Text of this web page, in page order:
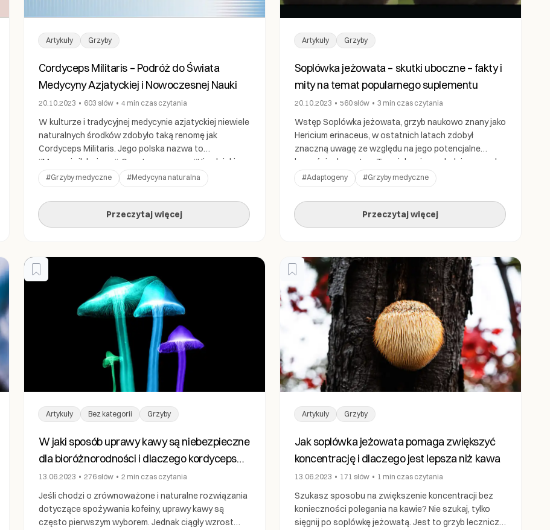
Artykuły Grzyby
Cordyceps Militaris – Podróż do Świata
Medycyny Azjatyckiej i Nowoczesnej Nauki
20.10.2023 • 603 słów • 4 min czas czytania
W kulturze i tradycyjnej medycynie azjatyckiej niewiele
naturalnych środków zdobyło taką renomę jak
Cordyceps Militaris. Jego polska nazwa to
“Maczużnik bojowy“. Często nazywany “Himalajskim
Złotem” ten niezwykły grzyb posiada bogatą historię
stosowania w praktykach leczniczych na obszarze
Azji. Dziś nowoczesna nauka odsłania niesamowite
korzyści zdrowotne związane z tym niezwykłym
grzybym. Badania potwierdzają to, co od […]
#Grzyby medyczne #Medycyna naturalna
Przeczytaj więcej
Artykuły Grzyby
Soplówka jeżowata – skutki uboczne – fakty i
mity na temat popularnego suplementu
20.10.2023 • 560 słów • 3 min czas czytania
Wstęp Soplówka jeżowata, grzyb naukowo znany jako
Hericium erinaceus, w ostatnich latach zdobył
znaczną uwagę ze względu na jego potencjalne
korzyści zdrowotne. Ten ciekawie wyglądający grzyb,
przypominający grzywę lwa, był używany przez wieki w
tradycyjnej medycynie chińskiej. Zyskał reputację
naturalnego nootropu, oferującego potencjalne
korzyści kognitywne i neurologiczne. Jednak, jak w
przypadku wielu suplementów diety lub […]
#Adaptogeny #Grzyby medyczne
Przeczytaj więcej
Artykuły Bez kategorii Grzyby
W jaki sposób uprawy kawy są niebezpieczne
dla bioróżnorodności i dlaczego kordyceps
jest lepszym rozwiązaniem
13.06.2023 • 276 słów • 2 min czas czytania
Jeśli chodzi o zrównoważone i naturalne rozwiązania
dotyczące spożywania kofeiny, uprawy kawy są
często pierwszym wyborem. Jednak ciągły wzrost
Artykuły Grzyby
Jak soplówka jeżowata pomaga zwiększyć
koncentrację i dlaczego jest lepsza niż kawa
13.06.2023 • 171 słów • 1 min czas czytania
Szukasz sposobu na zwiększenie koncentracji bez
konieczności polegania na kawie? Nie szukaj, tylko
sięgnij po soplówkę jeżowatą. Jest to grzyb leczniczy,